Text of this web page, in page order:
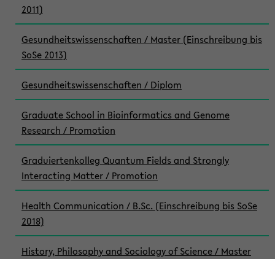
2011)
Gesundheitswissenschaften / Master (Einschreibung bis
SoSe 2013)
Gesundheitswissenschaften / Diplom
Graduate School in Bioinformatics and Genome
Research / Promotion
Graduiertenkolleg Quantum Fields and Strongly
Interacting Matter / Promotion
Health Communication / B.Sc. (Einschreibung bis SoSe
2018)
History, Philosophy and Sociology of Science / Master